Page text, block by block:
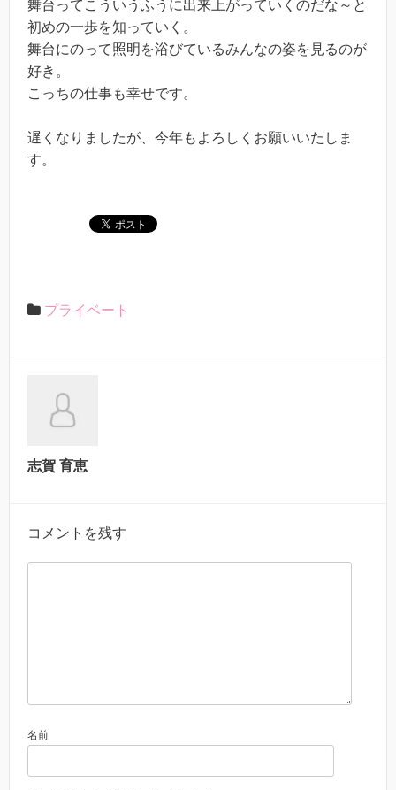
舞台ってこういうふうに出来上がっていくのだな～と
初めの一歩を知っていく。
舞台にのって照明を浴びているみんなの姿を見るのが
好き。
こっちの仕事も幸せです。
遅くなりましたが、今年もよろしくお願いいたしま
す。
プライベート
志賀 育恵
コメントを残す
名前